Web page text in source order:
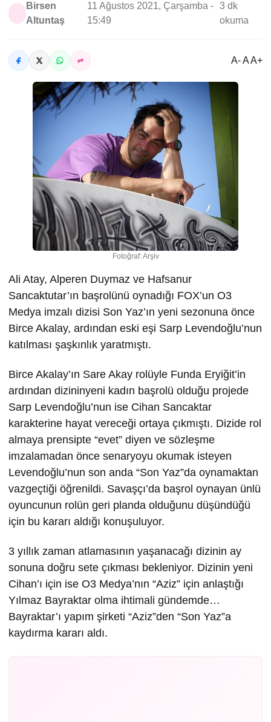
Birsen
Altuntaş
11 Ağustos 2021, Çarşamba -
15:49
3 dk
okuma
A- A A+
Fotoğraf: Arşiv
Ali Atay, Alperen Duymaz ve Hafsanur
Sancaktutar’ın başrolünü oynadığı FOX’un O3
Medya imzalı dizisi Son Yaz’ın yeni sezonuna önce
Birce Akalay, ardından eski eşi Sarp Levendoğlu’nun
katılması şaşkınlık yaratmıştı.
Birce Akalay’ın Sare Akay rolüyle Funda Eryiğit’in
ardından dizininyeni kadın başrolü olduğu projede
Sarp Levendoğlu’nun ise Cihan Sancaktar
karakterine hayat vereceği ortaya çıkmıştı. Dizide rol
almaya prensipte “evet” diyen ve sözleşme
imzalamadan önce senaryoyu okumak isteyen
Levendoğlu’nun son anda “Son Yaz”da oynamaktan
vazgeçtiği öğrenildi. Savaşçı’da başrol oynayan ünlü
oyuncunun rolün geri planda olduğunu düşündüğü
için bu kararı aldığı konuşuluyor.
3 yıllık zaman atlamasının yaşanacağı dizinin ay
sonuna doğru sete çıkması bekleniyor. Dizinin yeni
Cihan’ı için ise O3 Medya’nın “Aziz” için anlaştığı
Yılmaz Bayraktar olma ihtimali gündemde…
Bayraktar’ı yapım şirketi “Aziz”den “Son Yaz”a
kaydırma kararı aldı.